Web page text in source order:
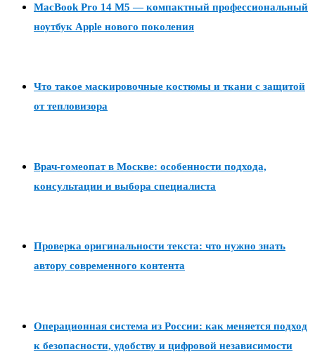
MacBook Pro 14 M5 — компактный профессиональный
ноутбук Apple нового поколения
Что такое маскировочные костюмы и ткани с защитой
от тепловизора
Врач-гомеопат в Москве: особенности подхода,
консультации и выбора специалиста
Проверка оригинальности текста: что нужно знать
автору современного контента
Операционная система из России: как меняется подход
к безопасности, удобству и цифровой независимости